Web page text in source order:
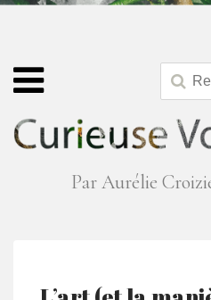
Par Aurélie